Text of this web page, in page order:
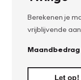
Berekenen je
vrijblijvende